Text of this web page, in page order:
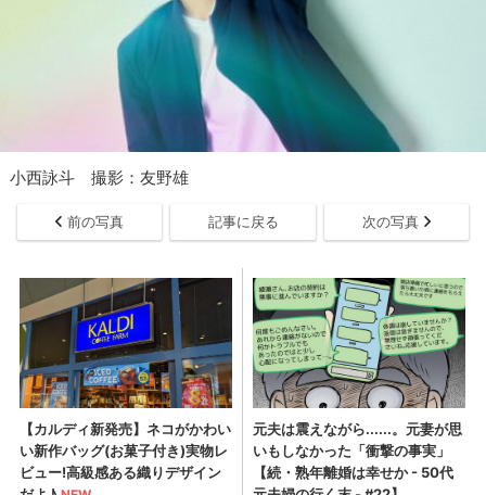
小西詠斗 撮影：友野雄
前の写真 記事に戻る 次の写真